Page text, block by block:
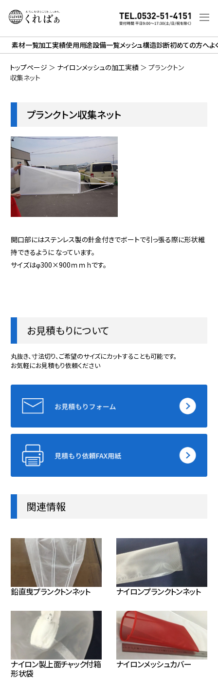
素材一覧加工実績使用用途設備一覧メッシュ構造診断初めての方へよ
トップページ ＞ ナイロンメッシュの加工実績 ＞ プランクトン
収集ネット
プランクトン収集ネット
開口部にはステンレス製の針金付きでボートで引っ張る際に形状維
持できるように なっています。
サイズはφ300×900ｍｍｈです。
お見積もりについて
丸抜き、寸法切り、ご希望のサイズにカットすることも可能です。
お気軽にお見積もり依頼ください
関連情報
鉛直曳プランクトンネット ナイロンプランクトンネット
ナイロン製上面チャック付箱
形状袋
ナイロンメッシュカバー